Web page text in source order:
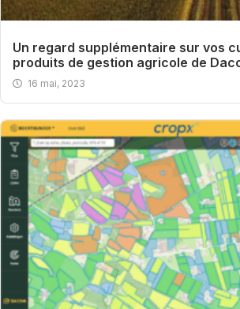
Un regard supplémentaire sur vos
produits de gestion agricole de
16 mai, 2023